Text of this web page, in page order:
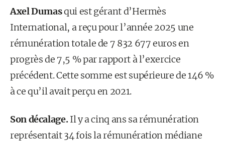
Axel Dumasqui est gérant d’Hermès
International, a reçu pour l’année 2025 une
rémunération totale de 7 832 677 euros en
progrès de 7,5 % par rapport à l’exercice
précédent. Cette somme est supérieure de 146 %
à ce qu’il avait perçu en 2021.
Son décalage.Il y a cinq ans sa rémunération
représentait 34 fois la rémunération médiane